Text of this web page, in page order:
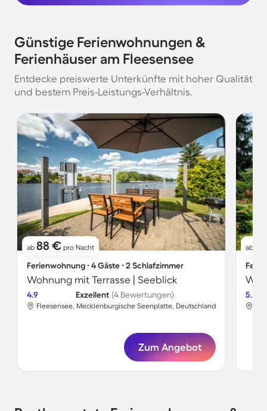
Günstige Ferienwohnungen &
Ferienhäuser am Fleesensee
Entdecke preiswerte Unterkünfte mit hoher Qualität
und bestem Preis-Leistungs-Verhältnis.
ab 88 € pro Nacht
Ferienwohnung ∙ 4 Gäste ∙ 2 Schlafzimmer
Wohnung mit Terrasse | Seeblick
4.9 Exzellent (4 Bewertungen)
Fleesensee, Mecklenburgische Seenplatte, Deutschland
Zum Angebot
ab
5.0